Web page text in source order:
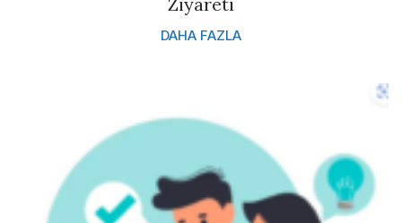
DAHA FAZLA